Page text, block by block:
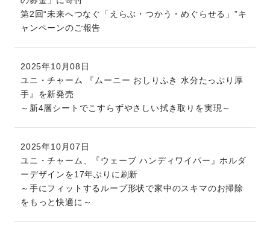
第2回“未来へつなぐ「えらぶ・つかう・めぐらせる」”キ
ャンペーンのご報告
2025年10月08日
ユニ・チャーム 『ムーニー おしりふき 水分たっぷり厚
手』を新発売
～新4層シートでこすらずやさしい拭き取りを実現～
2025年10月07日
ユニ・チャーム、『ウェーブ ハンディワイパー』ホルダ
ーデザインを17年ぶりに刷新
～手にフィットするループ形状で家中のスキマのお掃除
をもっと快適に～